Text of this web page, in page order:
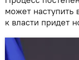
может наступить
к власти придет